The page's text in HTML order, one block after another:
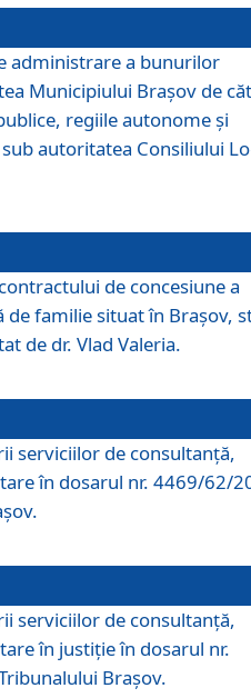
administrare a bunurilor
Municipiului Brașov de
regiile autonome și
autoritatea Consiliului
de concesiune a
familie situat în Braşov,
de dr. Vlad Valeria.
serviciilor de consultanţă,
în dosarul nr. 4469/62/
serviciilor de consultanţă,
în justiţie în dosarul nr.
Braşov.